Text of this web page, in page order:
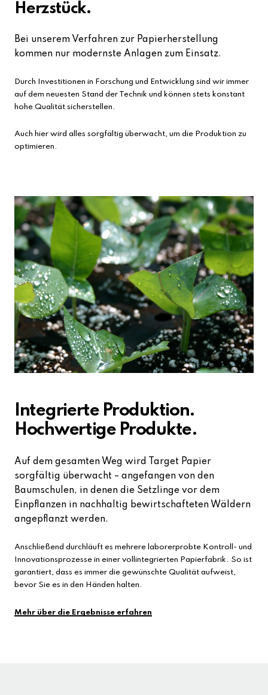
Herzstück.
Bei unserem Verfahren zur Papierherstellung
kommen nur modernste Anlagen zum Einsatz.
Durch Investitionen in Forschung und Entwicklung sind wir immer
auf dem neuesten Stand der Technik und können stets konstant
hohe Qualität sicherstellen.
Auch hier wird alles sorgfältig überwacht, um die Produktion zu
optimieren.
Integrierte Produktion.
Hochwertige Produkte.
Auf dem gesamten Weg wird Target Papier
sorgfältig überwacht – angefangen von den
Baumschulen, in denen die Setzlinge vor dem
Einpflanzen in nachhaltig bewirtschafteten Wäldern
angepflanzt werden.
Anschließend durchläuft es mehrere laborerprobte Kontroll- und
Innovationsprozesse in einer vollintegrierten Papierfabrik. So ist
garantiert, dass es immer die gewünschte Qualität aufweist,
bevor Sie es in den Händen halten.
Mehr über die Ergebnisse erfahren